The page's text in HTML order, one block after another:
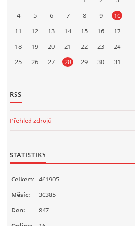
4
5 6 7 8 9
10
11
12 13 14 15 16
17
18
19 20 21 22 23
24
25
26 27 28 29 30 31
RSS
Přehled zdrojů
STATISTIKY
Celkem: 461905
Měsíc:
30385
Den:
847